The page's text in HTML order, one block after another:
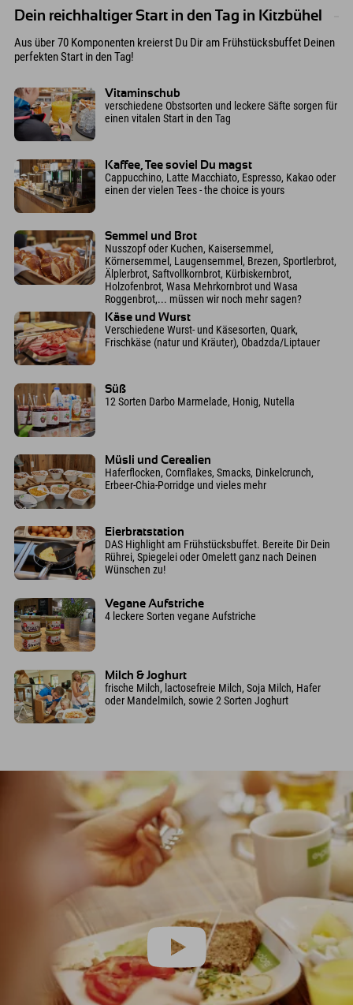
Dein reichhaltiger Start in den Tag in Kitzbühel
Aus über 70 Komponenten kreierst Du Dir am Frühstücksbuffet Deinen
perfekten Start in den Tag!
Vitaminschub
verschiedene Obstsorten und leckere Säfte sorgen für
einen vitalen Start in den Tag
Kaffee, Tee soviel Du magst
Cappucchino, Latte Macchiato, Espresso, Kakao oder
einen der vielen Tees - the choice is yours
Semmel und Brot
Nusszopf oder Kuchen, Kaisersemmel,
Körnersemmel, Laugensemmel, Brezen, Sportlerbrot,
Älplerbrot, Saftvollkornbrot, Kürbiskernbrot,
Holzofenbrot, Wasa Mehrkornbrot und Wasa
Roggenbrot,... müssen wir noch mehr sagen?
Käse und Wurst
Verschiedene Wurst- und Käsesorten, Quark,
Frischkäse (natur und Kräuter), Obadzda/Liptauer
Süß
12 Sorten Darbo Marmelade, Honig, Nutella
Müsli und Cerealien
Haferflocken, Cornflakes, Smacks, Dinkelcrunch,
Erbeer-Chia-Porridge und vieles mehr
Eierbratstation
DAS Highlight am Frühstücksbuffet. Bereite Dir Dein
Rührei, Spiegelei oder Omelett ganz nach Deinen
Wünschen zu!
Vegane Aufstriche
4 leckere Sorten vegane Aufstriche
Milch & Joghurt
frische Milch, lactosefreie Milch, Soja Milch, Hafer
oder Mandelmilch, sowie 2 Sorten Joghurt